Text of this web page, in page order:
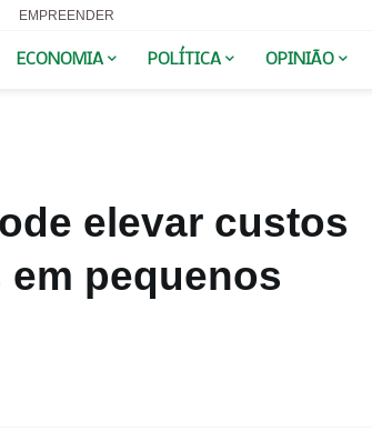
EMPREENDER
ECONOMIA POLÍTICA OPINIÃO
elevar custos
pequenos